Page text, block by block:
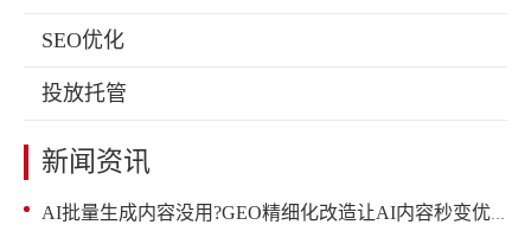
SEO优化
投放托管
新闻资讯
AI批量生成内容没用?GEO精细化改造让AI内容秒变优质源码